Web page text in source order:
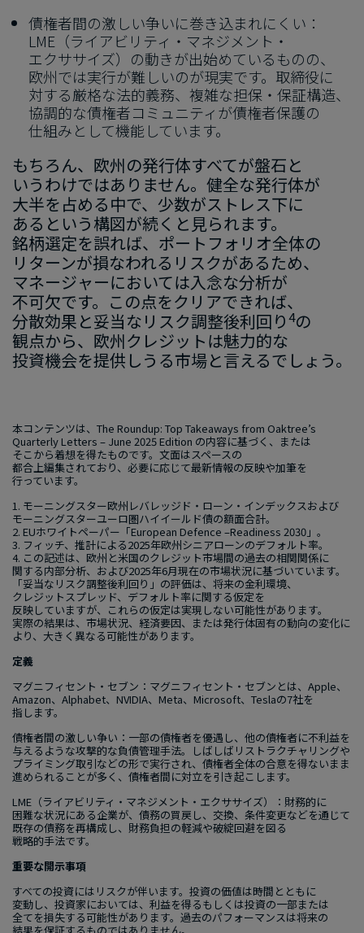
債権者間の​激しい​争いに​巻き込まれに​くい：
LME （ライアビリティ・マネジメント・
エクササイズ）の​動きが​出始めている​ものの、​
欧州では​実行が​難しいのが​現実です。​取締役に​
対する​厳格な​法的義務、​複雑な​担保・保証構造、​
協調的な​債権者コミュニティが​債権者保護の​
仕組みと​して​機能しています。
もちろん、​欧州の​発行体​すべてが​盤石と​
いうわけでは​ありません。​健全な​発行体が​
大半を​占める​中で、​少数が​ストレス下に​
あると​いう​構図が​続くと​見られます。​
銘柄選定を​誤れば、​ポートフォリオ全体の​
リターンが​損なわれる​リスクが​ある​ため、​
マネージ​ャーに​おいては​入念な​分析が​
不可欠です。​この​点を​クリアできれば、​
分散効果と​妥当な​リスク調整後​利回り4の​
観点から、​欧州クレジットは​魅力的な​
投資機会を​提供しうる​市場と​言えるでしょう。
本コンテンツは、 The Roundup: Top Takeaways from Oaktree’s
Quarterly Letters – June 2025 Edition の​内容に​基づく、​または​
そこから​着想を​得た​ものです。​文面は​スペースの​
都合上編集されており、​必要に​応じて​最新情報の​反映や​加筆を​
行っています。
1. モーニングスター欧州レバレッジド・ローン・インデックスおよび​
モーニングスターユーロ圏ハイイールド債の​額面合計。
2. EUホワイトペーパー​「European Defence –Readiness 2030 」。
3. フィッチ、​推計に​よる2025年欧州シニアローンの​デフォルト率。
4. この​記述は、​欧州と​米国の​クレジット市場間の​過去の​相関関係に​
関する​内部​分析、​および​2025年6月現在の​市場状況に​基づいています。​
「妥当な​リスク調整後​利回り」の​評価は、​将来の​金利環境、​
クレジットスプレッド、​デフォルト率に​関する​仮定を​
反映していますが、​これらの​仮定は​実現しない​可能性が​あります。​
実際の​結果は、​市場状況、​経済要因、​または​発行体固有の​動向の​変化に​
より、​大きく​異なる​可能性が​あります。
定義
マグニフィセント・セブン：マグニフィセント・セブンとは、 Apple、
Amazon、 Alphabet、 NVIDIA、 Meta、 Microsoft、 Teslaの7社を​
指します。
債権者間の​激しい​争い​：一部の​債権者を​優遇し、​他の​債権者に​不利益を​
与えるような​攻撃的な​負債管理手法。​しばしばリストラクチャリングや​
プライミング取引などの​形で​実行され、​債権者全体の​合意を​得ないまま​
進められる​ことが​多く、​債権者間に​対立を​引き起こします。
LME （ライアビリティ・マネジメント・エクササイズ）​：財務的に​
困難な​状況に​ある​企業が、​債務の​買戻し、​交換、​条件変更などを​通じて​
既存の​債務を​再構成し、​財務負担の​軽減や​破綻回避を​図る​
戦略的手法です。
重要な​開示事項
すべての​投資には​リスクが​伴います。​投資の​価値は​時間とともに​
変動し、​投資家に​おいては、​利益を​得るもしくは​投資の​一部​または​
全てを​損失する​可能性が​あります。​過去の​パフォーマンスは​将来の​